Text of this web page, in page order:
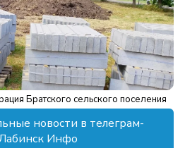
Братского сельского поселения
новости в телеграм-
Инфо